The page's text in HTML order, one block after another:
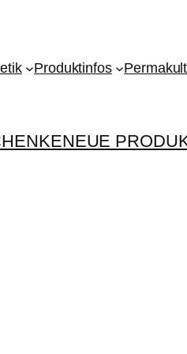
Produktinfos
NEUE